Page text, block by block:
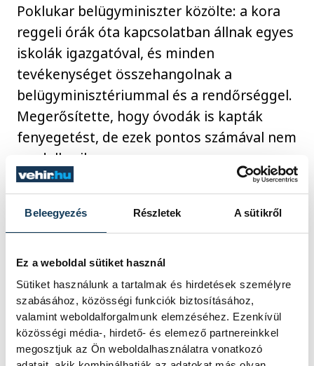
Beleegyezés Részletek A sütikről
Ez a weboldal sütiket használ
Sütiket használunk a tartalmak és hirdetések személyre
szabásához, közösségi funkciók biztosításához,
valamint weboldalforgalmunk elemzéséhez. Ezenkívül
közösségi média-, hirdető- és elemező partnereinkkel
megosztjuk az Ön weboldalhasználatra vonatkozó
Poklukar belügyminiszter közölte: a kora
reggeli órák óta kapcsolatban állnak egyes
iskolák igazgatóval, és minden
tevékenységet összehangolnak a
belügyminisztériummal és a rendőrséggel.
Megerősítette, hogy óvodák is kapták
fenyegetést, de ezek pontos számával nem
rendelkezik.
Hozzátette: a rendőrség kockázatelemzést is
lakosságot, hogy a rendőrség az oktatási
intézményekkel együtt úgy reagált, ahogyan
kellett" - hangsúlyozta.
A miniszter jelezte: a rendőrség folytatja az